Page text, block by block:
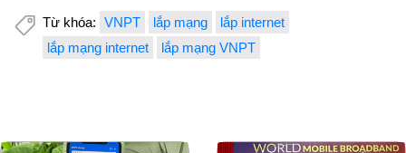
Từ khóa: VNPT lắp mạng
lắp internet
lắp mạng internet
lắp mạng VNPT